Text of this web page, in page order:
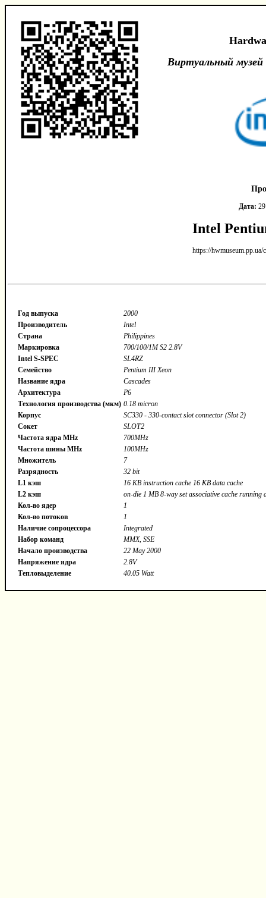
Виртуальный
Дата:
Intel
https://
Год выпуска
2000
Производитель
Intel
Страна
Philippines
Маркировка
700/100/1M S2 2.8V
Intel S-SPEC
SL4RZ
Семейство
Pentium III Xeon
Название ядра
Cascades
Архитектура
P6
Технология производства (мкм) 0.18 micron
Корпус
SC330 - 330-contact slot connector (Slot 2)
Сокет
SLOT2
Частота ядра MHz
700MHz
Частота шины MHz
100MHz
Множитель
7
Разрядность
32 bit
L1 кэш
16 KB instruction cache 16 KB data cache
L2 кэш
on-die 1 MB 8-way set associative cache running
Кол-во ядер
1
Кол-во потоков
1
Наличие сопроцессора
Integrated
Набор команд
MMX, SSE
Начало производства
22 May 2000
Напряжение ядра
2.8V
Тепловыделение
40.05 Watt